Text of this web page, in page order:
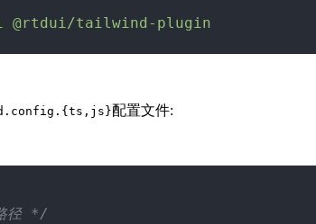
@rtdui/tailwind-plugin
配置文件:
径 */